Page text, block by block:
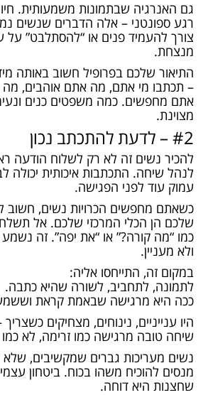
גם האנרגיה שבתמונות משמעותית.
רגע ספונטני – אלה הדברים שנשים
צורך להעמיד פנים או “להסתלבט” על
מנצחת.
התיאור שלכם בפרופיל חשוב באותה
– תכתבו מי אתם, מה אתם אוהבים,
אתם מחפשים. כמה משפטים כנים
מצוינת.
#2 – לדעת להתכתב נכון
להכיר נשים זה לא רק לשלוח הודעה
לנהל שיחה. התכתבות איכותית יכולה
עמוק עוד לפני הפגישה.
כשאתם מחפשים הכרויות נשים, חשוב
שלכם הן הכלי המרכזי שלכם. אל
כמו “מה קורה?” או “את יפה”. זה
ולא מעניין.
במקום זה, התייחסו אליה:
לתמונה, לתחביב, לשורה שהיא כתבה.
ככה היא מרגישה שבאמת קראת
היו ענייניים, נינוחים, מצחיקים
שיחה טובה מרגישה כמו זרימה, לא כמו
נשים מעריכות גברים שמקשיבים,
מנסים להוכיח משהו בכוח. ביטחון
שחצנות היא דוחה.